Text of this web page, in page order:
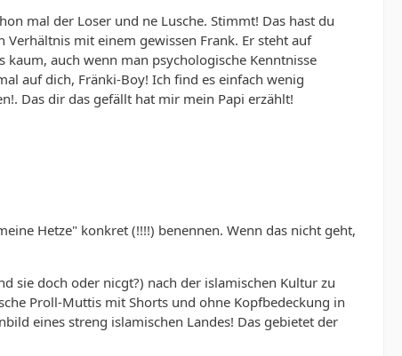
mal der Loser und ne Lusche. Stimmt! Das hast du
mit einem gewissen Frank. Er steht auf
auch wenn man psychologische Kenntnisse
auf dich, Fränki-Boy! Ich find es einfach wenig
Das dir das gefällt hat mir mein Papi erzählt!
Hetze" konkret (!!!!) benennen. Wenn das nicht geht,
sie doch oder nicgt?) nach der islamischen Kultur zu
Proll-Muttis mit Shorts und ohne Kopfbedeckung in
eines streng islamischen Landes! Das gebietet der